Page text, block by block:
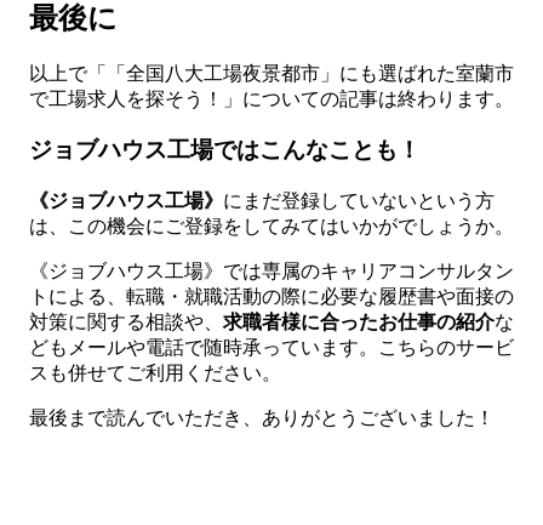
最後に
以上で「「全国八大工場夜景都市」にも選ばれた室蘭市
で工場求人を探そう！」についての記事は終わります。
ジョブハウス工場ではこんなことも！
《ジョブハウス工場》 にまだ登録していないという方
は、この機会にご登録をしてみてはいかがでしょうか。
《ジョブハウス工場》では専属のキャリアコンサルタン
トによる、転職・就職活動の際に必要な履歴書や面接の
対策に関する相談や、 求職者様に合ったお仕事の紹介な
どもメールや電話で随時承っています。こちらのサービ
スも併せてご利用ください。
最後まで読んでいただき、ありがとうございました！